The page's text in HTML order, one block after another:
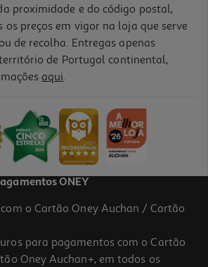
3.4
A35 Lima
proximidade e do código postal,
os preços em vigor na loja que serve
de recolha. Entregas apenas
de Portugal continental,
aqui.
ONEY
o Cartão Oney Auchan / Cartão
para pagamentos com o Cartão
Oney Auchan+, em todos os